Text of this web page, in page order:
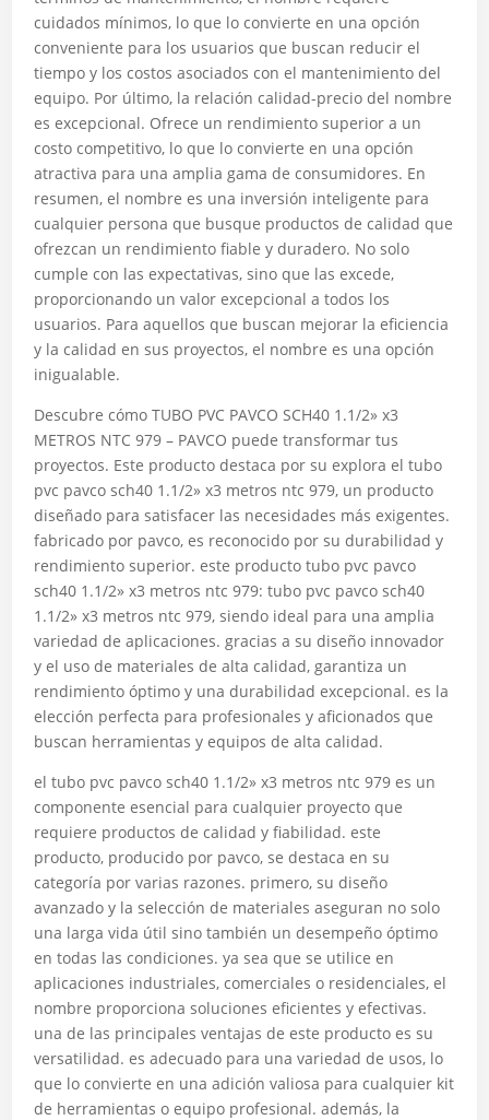
cuidados mínimos, lo que lo convierte en una opción
conveniente para los usuarios que buscan reducir el
tiempo y los costos asociados con el mantenimiento del
equipo. Por último, la relación calidad-precio del nombre
es excepcional. Ofrece un rendimiento superior a un
costo competitivo, lo que lo convierte en una opción
atractiva para una amplia gama de consumidores. En
resumen, el nombre es una inversión inteligente para
cualquier persona que busque productos de calidad que
ofrezcan un rendimiento fiable y duradero. No solo
cumple con las expectativas, sino que las excede,
proporcionando un valor excepcional a todos los
usuarios. Para aquellos que buscan mejorar la eficiencia
y la calidad en sus proyectos, el nombre es una opción
inigualable.
Descubre cómo TUBO PVC PAVCO SCH40 1.1/2» x3
METROS NTC 979 – PAVCO puede transformar tus
proyectos. Este producto destaca por su explora el tubo
pvc pavco sch40 1.1/2» x3 metros ntc 979, un producto
diseñado para satisfacer las necesidades más exigentes.
fabricado por pavco, es reconocido por su durabilidad y
rendimiento superior. este producto tubo pvc pavco
sch40 1.1/2» x3 metros ntc 979: tubo pvc pavco sch40
1.1/2» x3 metros ntc 979, siendo ideal para una amplia
variedad de aplicaciones. gracias a su diseño innovador
y el uso de materiales de alta calidad, garantiza un
rendimiento óptimo y una durabilidad excepcional. es la
elección perfecta para profesionales y aficionados que
buscan herramientas y equipos de alta calidad.
el tubo pvc pavco sch40 1.1/2» x3 metros ntc 979 es un
componente esencial para cualquier proyecto que
requiere productos de calidad y fiabilidad. este
producto, producido por pavco, se destaca en su
categoría por varias razones. primero, su diseño
avanzado y la selección de materiales aseguran no solo
una larga vida útil sino también un desempeño óptimo
en todas las condiciones. ya sea que se utilice en
aplicaciones industriales, comerciales o residenciales, el
nombre proporciona soluciones eficientes y efectivas.
una de las principales ventajas de este producto es su
versatilidad. es adecuado para una variedad de usos, lo
que lo convierte en una adición valiosa para cualquier kit
de herramientas o equipo profesional. además, la